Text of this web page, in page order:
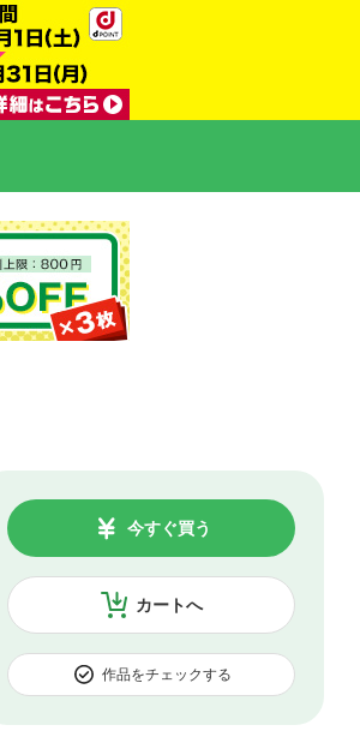
カートへ
今すぐ買う
作品をチェックする